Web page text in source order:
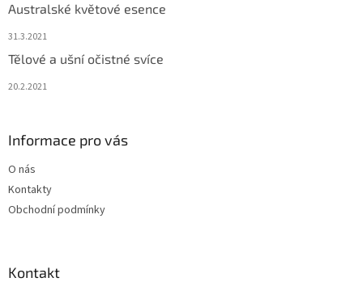
Australské květové esence
31.3.2021
Tělové a ušní očistné svíce
20.2.2021
Informace pro vás
O nás
Kontakty
Obchodní podmínky
Kontakt